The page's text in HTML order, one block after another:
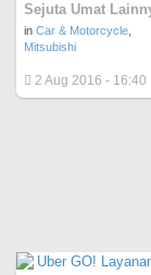
Sejuta Umat
in Car & Motorcycle
Mitsubishi
2 Aug 2016 - 16:40